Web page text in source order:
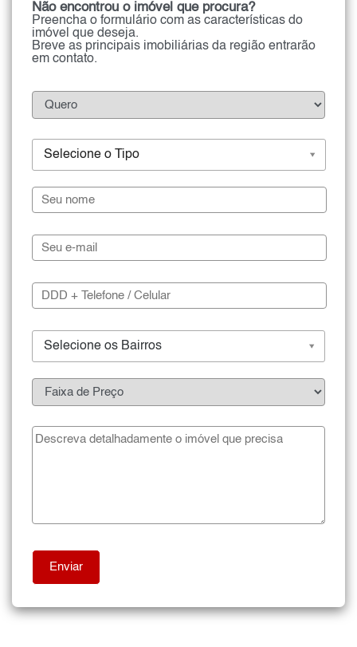
Não encontrou o imóvel que procura?
Preencha o formulário com as características do
imóvel que deseja.
Breve as principais imobiliárias da região entrarão
em contato.
Selecione o Tipo
Selecione os Bairros